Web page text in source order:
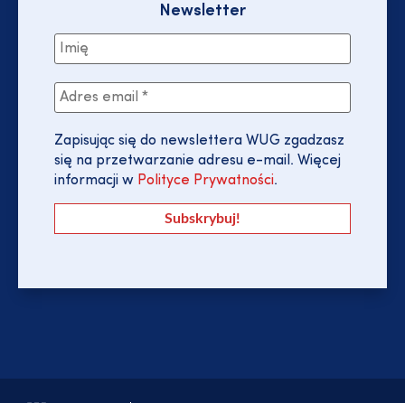
Newsletter
Zapisując się do newslettera WUG zgadzasz
się na przetwarzanie adresu e-mail. Więcej
informacji w Polityce Prywatności.